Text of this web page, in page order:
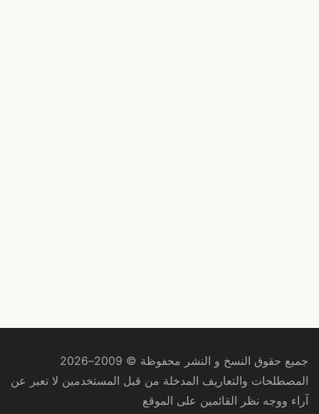
جميع حقوق النسخ و النشر محفوظة © 2009–2026
المصطلحات والتعاريف المدخلة من قبل المستخدمين لا تعبر عن
آراء ووجه نظر القائمين على الموقع